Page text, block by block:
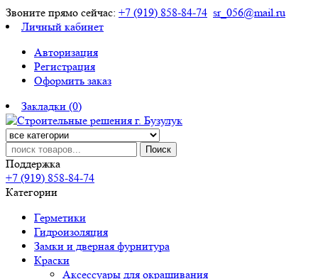
Звоните прямо сейчас: +7 (919) 858-84-74 sr_056@mail.ru
Личный кабинет
Авторизация
Регистрация
Оформить заказ
Закладки (0)
Поиск
Поддержка
+7 (919) 858-84-74
Категории
Герметики
Гидроизоляция
Замки и дверная фурнитура
Краски
Аксессуары для окрашивания